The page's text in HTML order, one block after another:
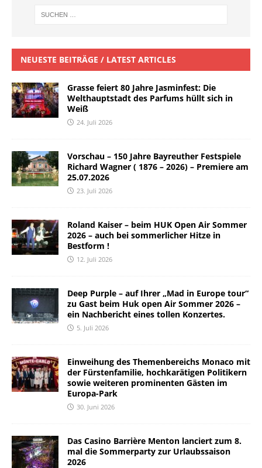
NEUESTE BEITRÄGE / LATEST ARTICLES
Grasse feiert 80 Jahre Jasminfest: Die
Welthauptstadt des Parfums hüllt sich in
Weiß
24. Juli 2026
Vorschau – 150 Jahre Bayreuther Festspiele
Richard Wagner ( 1876 – 2026) – Premiere am
25.07.2026
23. Juli 2026
Roland Kaiser – beim HUK Open Air Sommer
2026 – auch bei sommerlicher Hitze in
Bestform !
12. Juli 2026
Deep Purple – auf Ihrer „Mad in Europe tour“
zu Gast beim Huk open Air Sommer 2026 –
ein Nachbericht eines tollen Konzertes.
5. Juli 2026
Einweihung des Themenbereichs Monaco mit
der Fürstenfamilie, hochkarätigen Politikern
sowie weiteren prominenten Gästen im
Europa-Park
30. Juni 2026
Das Casino Barrière Menton lanciert zum 8.
mal die Sommerparty zur Urlaubssaison
2026